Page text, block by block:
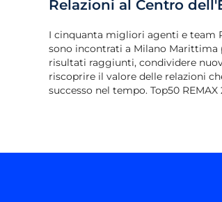
Relazioni al Centro
I cinquanta migliori agenti e team
sono incontrati a Milano Marittima
risultati raggiunti, condividere
riscoprire il valore delle relazioni
successo nel tempo. Top50 REMAX